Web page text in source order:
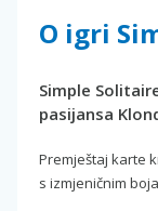
O igri
Simple
pasijansa
Premještaj karte
s izmjeničnim